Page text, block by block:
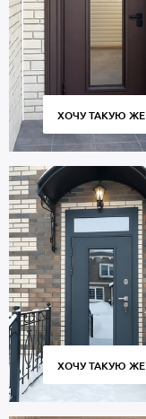
ХОЧУ ТАКУЮ ЖЕ
ХОЧУ ТАКУЮ ЖЕ